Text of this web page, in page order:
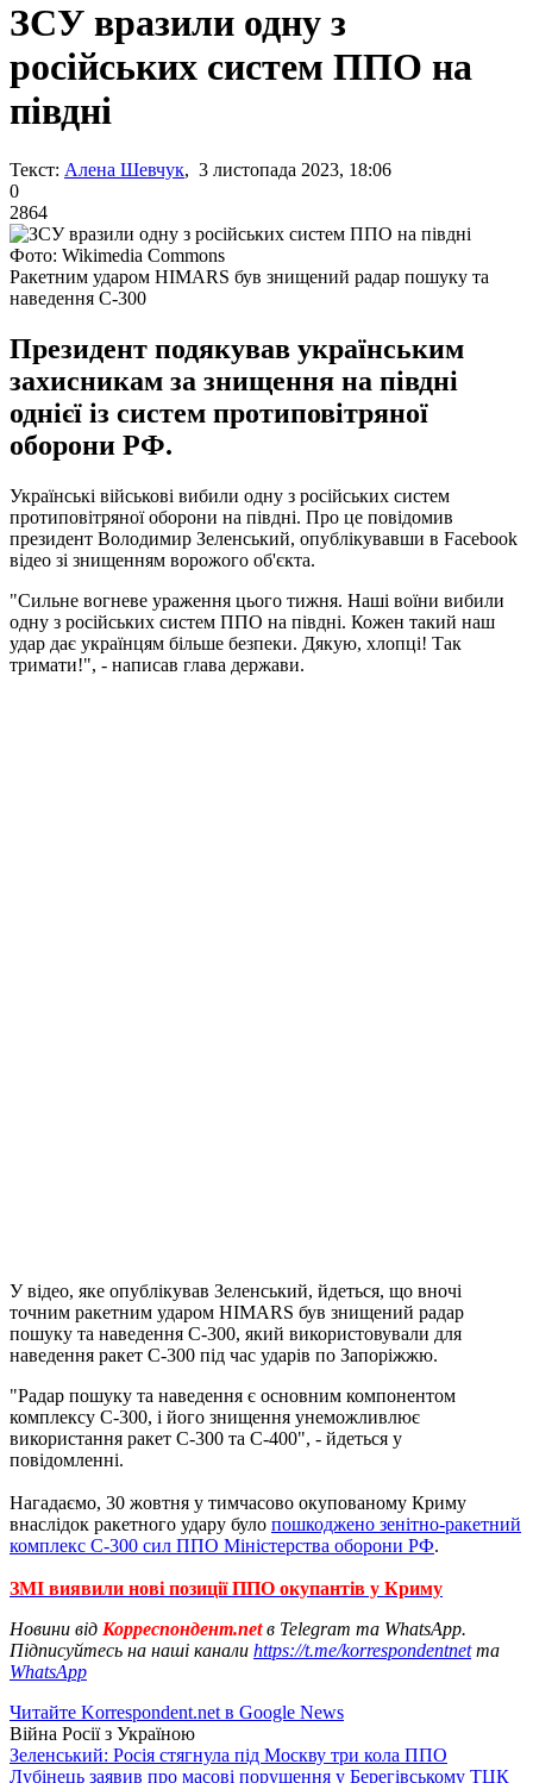
ЗСУ вразили одну з
російських систем ППО на
півдні
Текст: Алена Шевчук, 3 листопада 2023, 18:06
0
2864
Фото: Wikimedia Commons
Ракетним ударом HIMARS був знищений радар пошуку та
наведення С-300
Президент подякував українським
захисникам за знищення на півдні
однієї із систем протиповітряної
оборони РФ.
Українські військові вибили одну з російських систем
протиповітряної оборони на півдні. Про це повідомив
президент Володимир Зеленський, опублікувавши в Facebook
відео зі знищенням ворожого об'єкта.
"Сильне вогневе ураження цього тижня. Наші воїни вибили
одну з російських систем ППО на півдні. Кожен такий наш
удар дає українцям більше безпеки. Дякую, хлопці! Так
тримати!", - написав глава держави.
У відео, яке опублікував Зеленський, йдеться, що вночі
точним ракетним ударом HIMARS був знищений радар
пошуку та наведення С-300, який використовували для
наведення ракет С-300 під час ударів по Запоріжжю.
"Радар пошуку та наведення є основним компонентом
комплексу С-300, і його знищення унеможливлює
використання ракет С-300 та С-400", - йдеться у
повідомленні.
Нагадаємо, 30 жовтня у тимчасово окупованому Криму
внаслідок ракетного удару було пошкоджено зенітно-ракетний
комплекс С-300 сил ППО Міністерства оборони РФ.
ЗМІ виявили нові позиції ППО окупантів у Криму
Новини від Корреспондент.netв Telegram та WhatsApp.
Підписуйтесь на наші канали https://t.me/korrespondentnetта
WhatsApp
Читайте Korrespondent.net в Google News
Війна Росії з Україною
Зеленський: Росія стягнула під Москву три кола ППО
Лубінець заявив про масові порушення у Берегівському ТЦК